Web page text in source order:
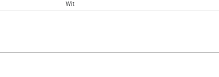
Wit